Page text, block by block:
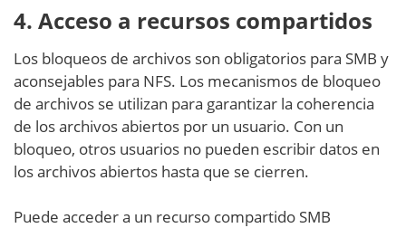
4. Acceso a recursos compartidos
Los bloqueos de archivos son obligatorios para SMB y
aconsejables para NFS. Los mecanismos de bloqueo
de archivos se utilizan para garantizar la coherencia
de los archivos abiertos por un usuario. Con un
bloqueo, otros usuarios no pueden escribir datos en
los archivos abiertos hasta que se cierren.
Puede acceder a un recurso compartido SMB